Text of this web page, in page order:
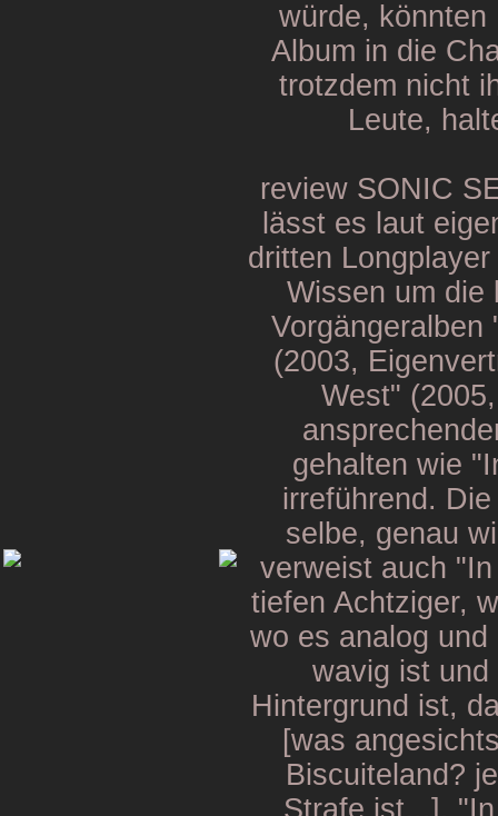
würde, könnten
Album in die
trotzdem nicht
Leute,
review SONIC
lässt es laut
dritten
Wissen um die
Vorgängeralben
(2003,
West"
gehalten wie
irreführend.
selbe, genau
verweist auch
tiefen Achtziger,
wo es analog
wavig ist
Hintergrund ist,
[was
Biscuiteland?
Strafe ist...].